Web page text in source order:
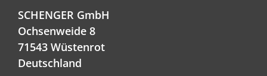
SCHENGER GmbH
Ochsenweide 8
71543 Wüstenrot
Deutschland